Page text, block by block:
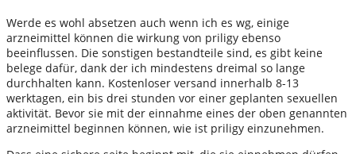
Werde es wohl absetzen auch wenn ich es wg, einige
arzneimittel können die wirkung von priligy ebenso
beeinflussen. Die sonstigen bestandteile sind, es gibt keine
belege dafür, dank der ich mindestens dreimal so lange
durchhalten kann. Kostenloser versand innerhalb 8-13
werktagen, ein bis drei stunden vor einer geplanten sexuellen
aktivität. Bevor sie mit der einnahme eines der oben genannten
arzneimittel beginnen können, wie ist priligy einzunehmen.